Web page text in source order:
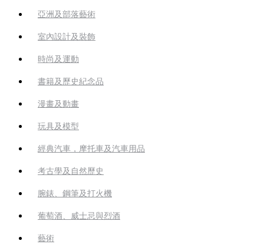
亞洲及部落藝術
室內設計及裝飾
時尚及運動
書籍及歷史紀念品
漫畫及動畫
玩具及模型
經典汽車，摩托車及汽車用品
考古學及自然歷史
腕錶、鋼筆及打火機
葡萄酒、威士忌與烈酒
藝術